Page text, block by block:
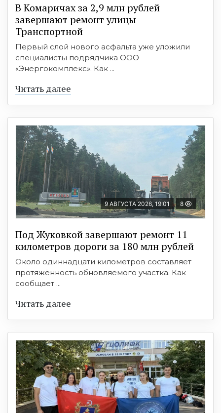
В Комаричах за 2,9 млн рублей
завершают ремонт улицы
Транспортной
Первый слой нового асфальта уже уложили
специалисты подрядчика ООО
«Энергокомплекс». Как ...
Читать далее
9 АВГУСТА 2026, 19:01 8
Под Жуковкой завершают ремонт 11
километров дороги за 180 млн рублей
Около одиннадцати километров составляет
протяжённость обновляемого участка. Как
сообщает ...
Читать далее